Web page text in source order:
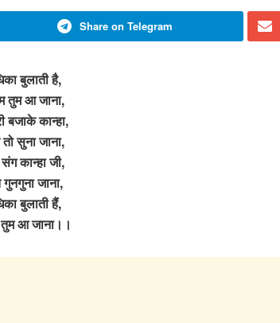
Share on Telegram
बुलाती है,
तुम आ जाना,
बजाके कान्हा,
सुना जाना,
कान्हा जी,
गुनगुना जाना,
बुलाती हैं,
तुम आ जाना।।